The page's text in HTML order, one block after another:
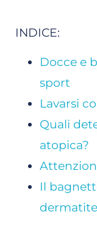
INDICE:
Docce e
sport
Lavarsi
Quali
atopica?
Il